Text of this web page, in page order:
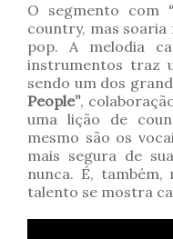
O segmento com
country, mas
pop. A melodia
instrumentos traz
sendo um dos
People”,
uma lição de
mesmo são os
mais segura de
nunca. É,
talento se mostra